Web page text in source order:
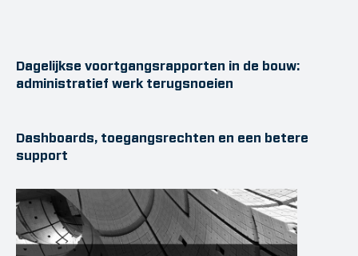
Dagelijkse voortgangsrapporten in de bouw:
administratief werk terugsnoeien
Dashboards, toegangsrechten en een betere
support